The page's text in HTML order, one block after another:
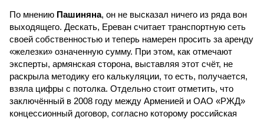
По мнению Пашиняна, он не высказал ничего из ряда вон
выходящего. Дескать, Ереван считает транспортную сеть
своей собственностью и теперь намерен просить за аренду
«железки» означенную сумму. При этом, как отмечают
эксперты, армянская сторона, выставляя этот счёт, не
раскрыла методику его калькуляции, то есть, получается,
взяла цифры с потолка. Отдельно стоит отметить, что
заключённый в 2008 году между Арменией и ОАО «РЖД»
концессионный договор, согласно которому российская